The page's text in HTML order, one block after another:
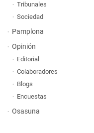
Tribunales
Sociedad
Pamplona
Opinión
Editorial
Colaboradores
Blogs
Encuestas
Osasuna